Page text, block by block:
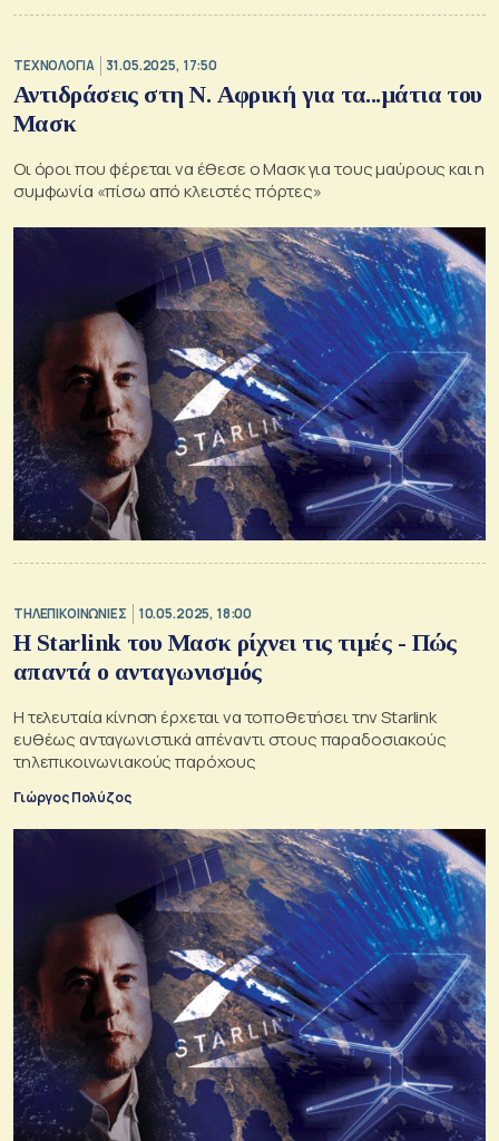
ΤΕΧΝΟΛΟΓΙΑ 31.05.2025, 17:50
Αντιδράσεις στη Ν. Αφρική για τα...μάτια του
Μασκ
Οι όροι που φέρεται να έθεσε ο Μασκ για τους μαύρους και η
συμφωνία «πίσω από κλειστές πόρτες»
ΤΗΛΕΠΙΚΟΙΝΩΝΙΕΣ 10.05.2025, 18:00
Η Starlink του Μασκ ρίχνει τις τιμές - Πώς
απαντά ο ανταγωνισμός
H τελευταία κίνηση έρχεται να τοποθετήσει την Starlink
ευθέως ανταγωνιστικά απέναντι στους παραδοσιακούς
τηλεπικοινωνιακούς παρόχους
Γιώργος Πολύζος